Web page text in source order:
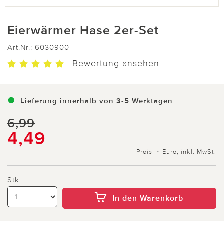
Eierwärmer Hase 2er-Set
Art.Nr.: 6030900
Bewertung ansehen
Lieferung innerhalb von 3-5 Werktagen
6,99
4,49
Preis in Euro, inkl. MwSt.
Stk.
In den Warenkorb